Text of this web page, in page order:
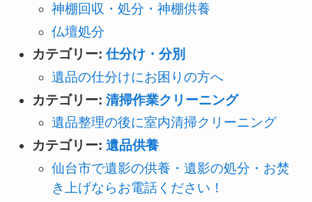
神棚回収・処分・神棚供養
仏壇処分
カテゴリー:仕分け・分別
遺品の仕分けにお困りの方へ
カテゴリー:清掃作業クリーニング
遺品整理の後に室内清掃クリーニング
カテゴリー:遺品供養
仙台市で遺影の供養・遺影の処分・お焚
き上げならお電話ください！